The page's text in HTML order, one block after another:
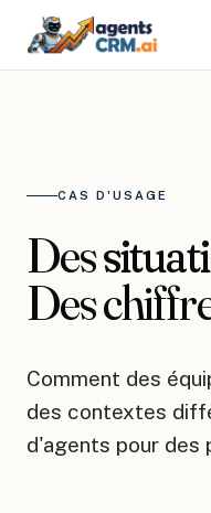
CAS D'USAGE
Des
Des
Comment des
des contextes
d'agents pour des